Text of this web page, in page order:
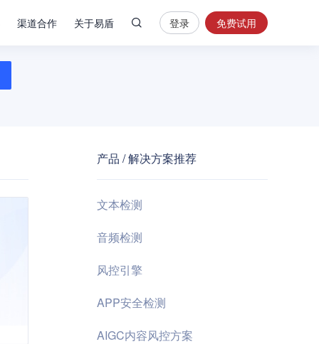
渠道合作 关于易盾
安
全
控
登录 免费试用
产品 / 解决方案推荐
文本检测
音频检测
风控引擎
APP安全检测
AIGC内容风控方案